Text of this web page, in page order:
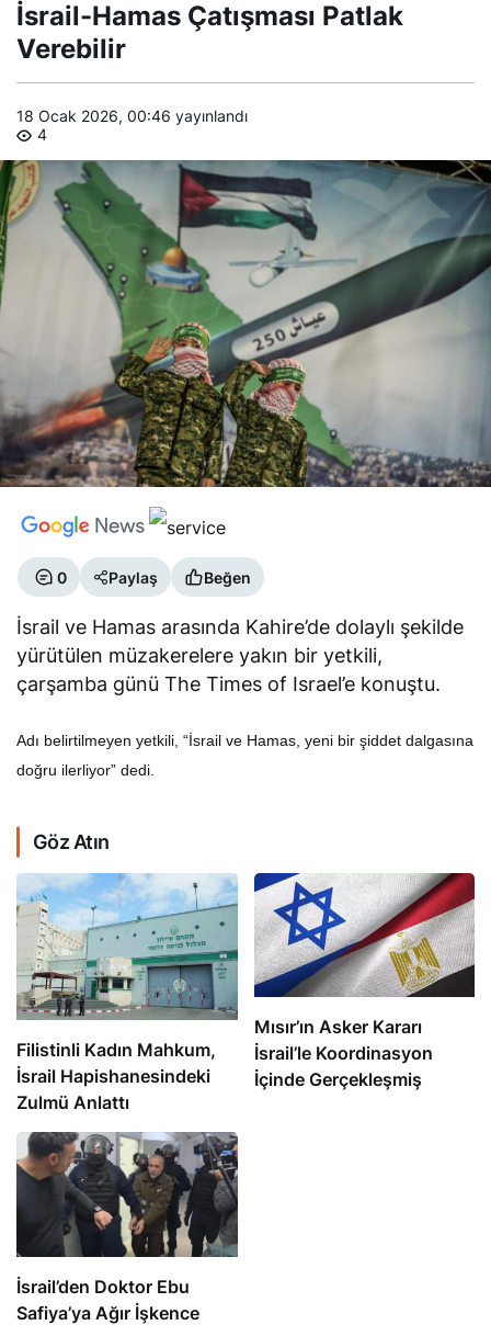
İsrail-Hamas Çatışması Patlak
Verebilir
18 Ocak 2026, 00:46 yayınlandı
4
0 Paylaş Beğen
İsrail ve Hamas arasında Kahire’de dolaylı şekilde
yürütülen müzakerelere yakın bir yetkili,
çarşamba günü The Times of Israel’e konuştu.
Adı belirtilmeyen yetkili, “İsrail ve Hamas, yeni bir şiddet dalgasına
doğru ilerliyor” dedi.
Göz Atın
Filistinli Kadın Mahkum,
İsrail Hapishanesindeki
Zulmü Anlattı
Mısır’ın Asker Kararı
İsrail’le Koordinasyon
İçinde Gerçekleşmiş
İsrail’den Doktor Ebu
Safiya’ya Ağır İşkence